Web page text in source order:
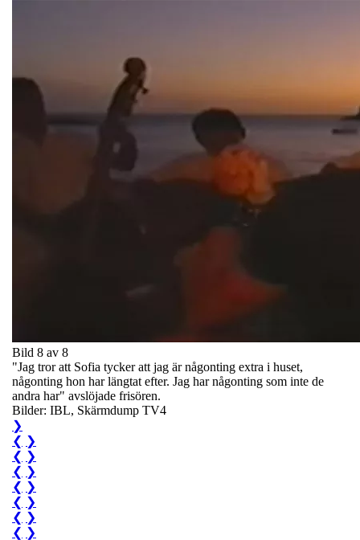
Bild 8 av 8
"Jag tror att Sofia tycker att jag är någonting extra i huset,
någonting hon har längtat efter. Jag har någonting som inte de
andra har" avslöjade frisören.
Bilder: IBL, Skärmdump TV4
❯
❮ ❯
❮ ❯
❮ ❯
❮ ❯
❮ ❯
❮ ❯
❮ ❯